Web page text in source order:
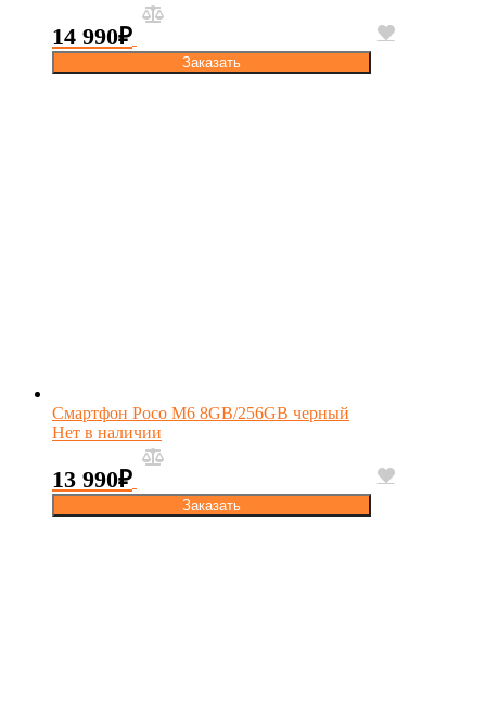
14 990₽
Заказать
Смартфон Poco M6 8GB/256GB черный
Нет в наличии
13 990₽
Заказать